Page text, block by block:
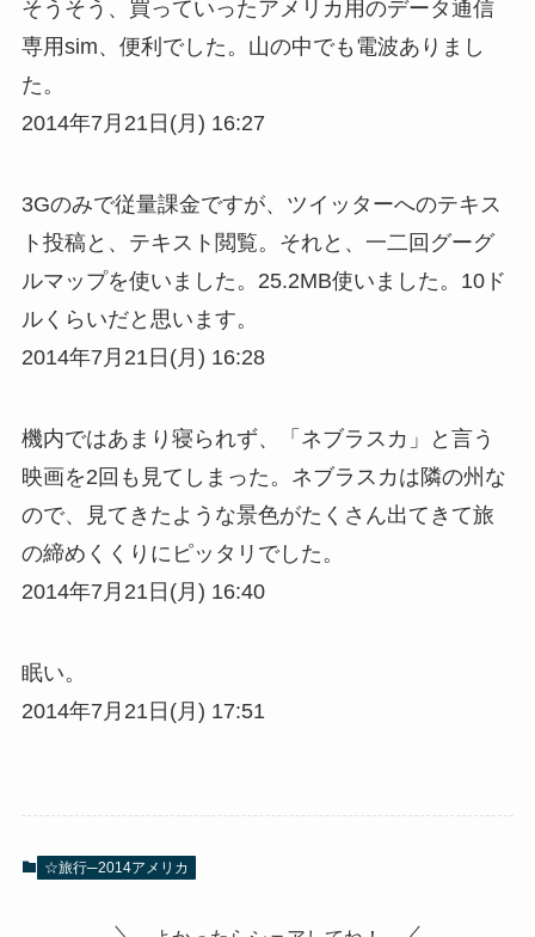
そうそう、買っていったアメリカ用のデータ通信
専用sim、便利でした。山の中でも電波ありまし
た。
2014年7月21日(月) 16:27
3Gのみで従量課金ですが、ツイッターへのテキス
ト投稿と、テキスト閲覧。それと、一二回グーグ
ルマップを使いました。25.2MB使いました。10ド
ルくらいだと思います。
2014年7月21日(月) 16:28
機内ではあまり寝られず、「ネブラスカ」と言う
映画を2回も見てしまった。ネブラスカは隣の州な
ので、見てきたような景色がたくさん出てきて旅
の締めくくりにピッタリでした。
2014年7月21日(月) 16:40
眠い。
2014年7月21日(月) 17:51
☆旅行─2014アメリカ